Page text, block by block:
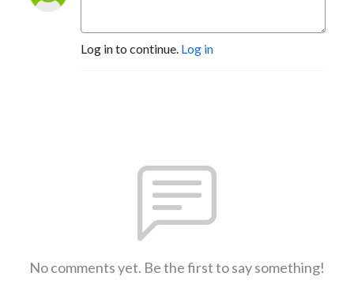
Log in to continue. Log in
No comments yet. Be the first to say something!